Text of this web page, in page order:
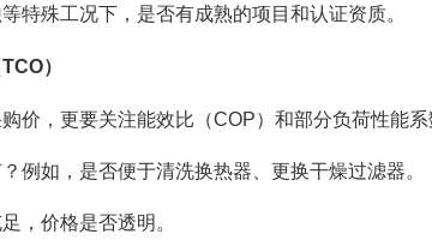
特殊工况下，是否有成熟的项目和认证资质。
）
价，更要关注能效比（COP）和部分负荷性能系
例如，是否便于清洗换热器、更换干燥过滤器。
，价格是否透明。